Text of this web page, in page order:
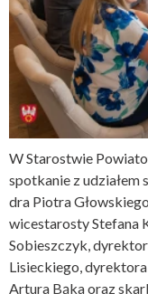
W Starostwie
spotkanie z udziałem
dra Piotra
wicestarosty Stefana
Sobieszczyk,
Lisieckiego,
Artura Bąka oraz